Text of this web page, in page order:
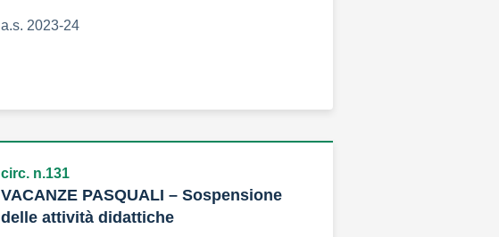
a.s. 2023-24
circ. n.131
VACANZE PASQUALI – Sospensione
delle attività didattiche